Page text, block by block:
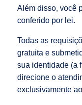
Além disso, você
conferido por lei.
Todas as
gratuita e
sua identidade (a
direcione o
exclusivamente